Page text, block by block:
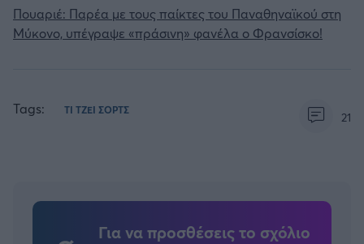
Πουαριέ: Παρέα με τους παίκτες του Παναθηναϊκού στη
Μύκονο, υπέγραψε «πράσινη» φανέλα ο Φρανσίσκο!
Tags: ΤΙ ΤΖΕΙ ΣΟΡΤΣ 21
Για να προσθέσεις το σχόλιο